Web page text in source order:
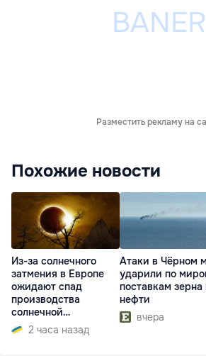
Разместить рекламу на
Похожие новости
Из-за солнечного
затмения в Европе
ожидают спад
производства
солнечной
электроэнергии
2 часа назад
Атаки в Чёрном
ударили по
поставкам зерна
нефти
вчера